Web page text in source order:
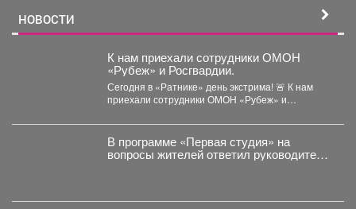
НОВОСТИ
К нам приехали сотрудники ОМОН
«Рубеж» и Росгвардии.
Сегодня в «Ратнике» день экстрима! 🚨 К нам
приехали сотрудники ОМОН «Рубеж» и
В программе «Первая студия» на
вопросы жителей ответил руководитель